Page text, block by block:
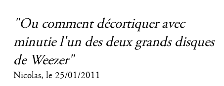
"Ou comment décortiquer avec
minutie l'un des deux grands disques
de Weezer"
Nicolas, le 25/01/2011